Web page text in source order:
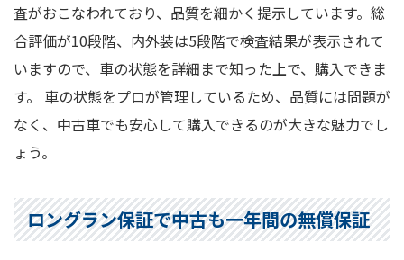
査がおこなわれており、品質を細かく提示しています。総
合評価が10段階、内外装は5段階で検査結果が表示されて
いますので、車の状態を詳細まで知った上で、購入できま
す。 車の状態をプロが管理しているため、品質には問題が
なく、中古車でも安心して購入できるのが大きな魅力でし
ょう。
ロングラン保証で中古も一年間の無償保証